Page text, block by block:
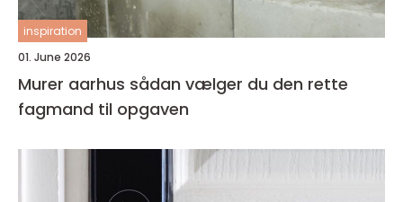
inspiration
01. June 2026
Murer aarhus sådan vælger du den rette
fagmand til opgaven